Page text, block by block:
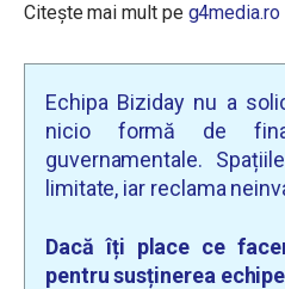
Citește mai mult pe g4media.ro
Echipa Biziday nu a
nicio formă de
guvernamentale.
limitate, iar reclama
Dacă îți place ce
pentru susținerea